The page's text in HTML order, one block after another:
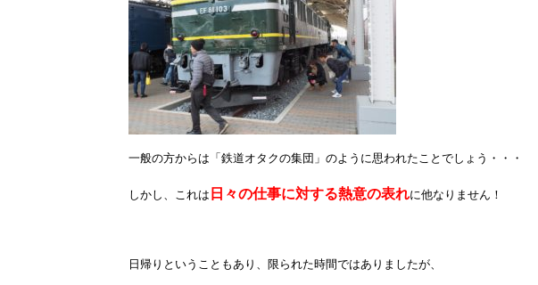
一般の方からは「鉄道オタクの集団」のように思われたことでしょう・・・
しかし、これは 日々の仕事に対する熱意の表れに他なりません！
日帰りということもあり、限られた時間ではありましたが、